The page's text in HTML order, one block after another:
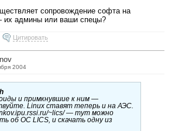
сопровождение софта на
их админы или ваши спецы?
Цитировать
2004
и примкнувшие к ним —
Linux ставят теперь и на АЭС.
~lics/ — тут можно
об ОС LICS, и скачать одну из